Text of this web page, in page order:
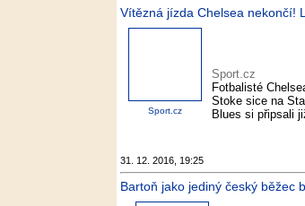
Vítězná jízda Chelsea nekončí!
Sport.cz
Sport.cz
Fotbalisté
Stoke sice na
Blues si připsali
31. 12. 2016, 19:25
Bartoň jako jediný český běžec